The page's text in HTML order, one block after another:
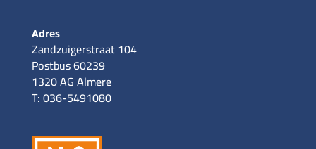
Adres
Zandzuigerstraat 104
Postbus 60239
1320 AG Almere
T: 036-5491080